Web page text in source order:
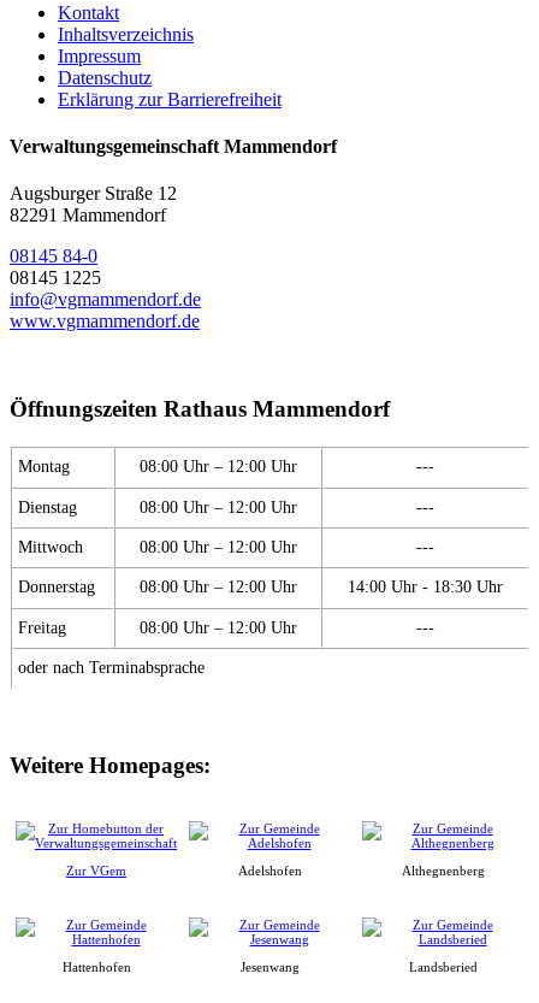
Kontakt
Inhaltsverzeichnis
Impressum
Datenschutz
Erklärung zur Barrierefreiheit
Verwaltungsgemeinschaft Mammendorf
Augsburger Straße 12
82291 Mammendorf
08145 84-0
08145 1225
info@vgmammendorf.de
www.vgmammendorf.de
Öffnungszeiten Rathaus Mammendorf
Montag 08:00 Uhr – 12:00 Uhr ---
Dienstag 08:00 Uhr – 12:00 Uhr ---
Mittwoch 08:00 Uhr – 12:00 Uhr ---
Donnerstag 08:00 Uhr – 12:00 Uhr 14:00 Uhr - 18:30 Uhr
Freitag 08:00 Uhr – 12:00 Uhr ---
oder nach Terminabsprache
Weitere Homepages:
Zur VGem Adelshofen Althegnenberg
Hattenhofen Jesenwang Landsberied